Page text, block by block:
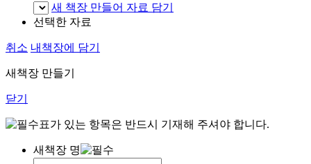
새 책장 만들어 자료 담기
선택한 자료
취소 내책장에 담기
새책장 만들기
닫기
표가 있는 항목은 반드시 기재해 주셔야 합니다.
새책장 명